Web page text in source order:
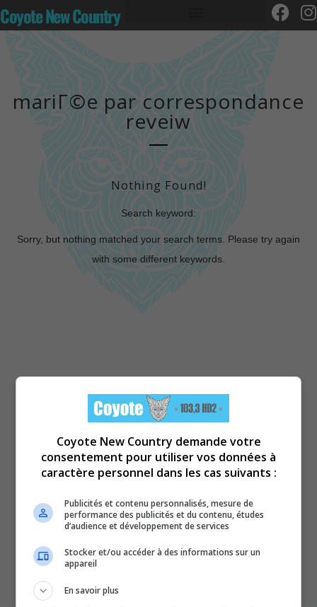
Coyote New Country
mariГ©e par correspondance
reveiw
Nothing Found!
Search keyword:
Sorry, but nothing matched your search terms. Please try again
with some different keywords.
Coyote New Country demande votre
consentement pour utiliser vos données à
caractère personnel dans les cas suivants :
Publicités et contenu personnalisés, mesure de
performance des publicités et du contenu, études
d’audience et développement de services
Stocker et/ou accéder à des informations sur un
appareil
En savoir plus